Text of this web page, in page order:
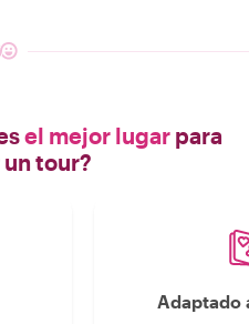
el mejor lugar para
tour?
Adaptado